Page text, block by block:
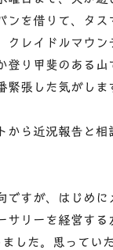
ンを借りて、タス
クレイドルマウン
登り甲斐のある山
緊張した気がしま
から近況報告と相
ですが、はじめに
サリーを経営する
した。思ってい